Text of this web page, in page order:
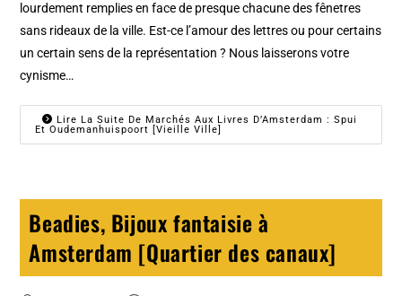
lourdement remplies en face de presque chacune des fênetres
sans rideaux de la ville. Est-ce l’amour des lettres ou pour certains
un certain sens de la représentation ? Nous laisserons votre
cynisme…
Lire La Suite De Marchés Aux Livres D’Amsterdam : Spui
Et Oudemanhuispoort [Vieille Ville]
Beadies, Bijoux fantaisie à
Amsterdam [Quartier des canaux]